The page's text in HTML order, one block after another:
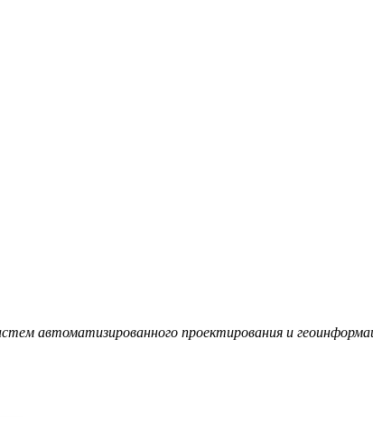
автоматизированного проектирования и